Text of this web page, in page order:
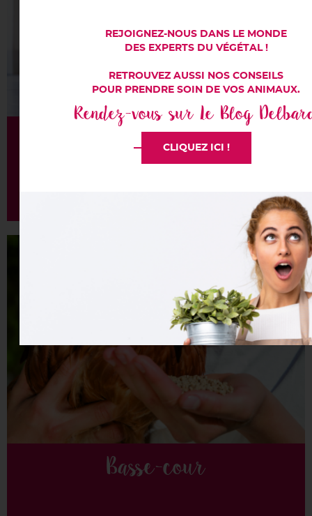
REJOIGNEZ-NOUS DANS LE MONDE
DES EXPERTS DU VÉGÉTAL !
RETROUVEZ AUSSI NOS CONSEILS
POUR PRENDRE SOIN DE VOS ANIMAUX.
Rendez-vous sur Le Blog
CLIQUEZ ICI !
Alimentation
Basse-cour